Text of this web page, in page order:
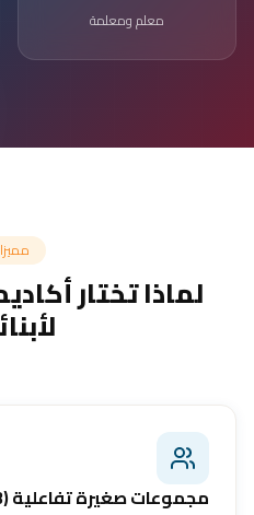
معلم ومعلمة
لماذا تختار
مجموعات صغيرة تفاعلية (3-5 طلاب)